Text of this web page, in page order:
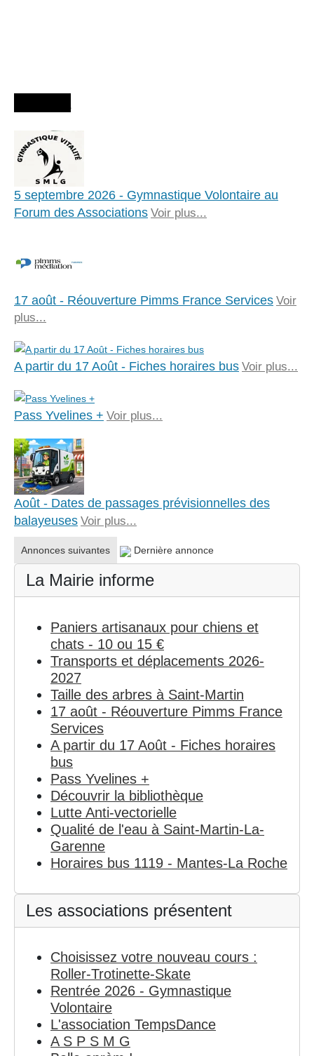
5 septembre 2026 - Gymnastique Volontaire au
Forum des Associations Voir plus...
17 août - Réouverture Pimms France Services Voir
plus...
A partir du 17 Août - Fiches horaires bus Voir plus...
Pass Yvelines + Voir plus...
Août - Dates de passages prévisionnelles des
balayeuses Voir plus...
Annonces suivantes Dernière annonce
La Mairie informe
Paniers artisanaux pour chiens et
chats - 10 ou 15 €
Transports et déplacements 2026-
2027
Taille des arbres à Saint-Martin
17 août - Réouverture Pimms France
Services
A partir du 17 Août - Fiches horaires
bus
Pass Yvelines +
Découvrir la bibliothèque
Lutte Anti-vectorielle
Qualité de l'eau à Saint-Martin-La-
Garenne
Horaires bus 1119 - Mantes-La Roche
Les associations présentent
Choisissez votre nouveau cours :
Roller-Trotinette-Skate
Rentrée 2026 - Gymnastique
Volontaire
L'association TempsDance
A S P S M G